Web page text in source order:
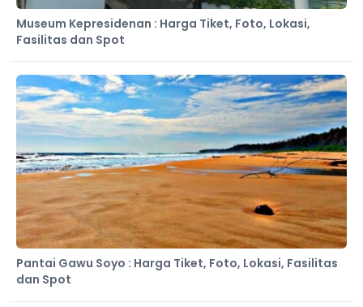
Museum Kepresidenan : Harga Tiket, Foto, Lokasi,
Fasilitas dan Spot
Pantai Gawu Soyo : Harga Tiket, Foto, Lokasi, Fasilitas
dan Spot